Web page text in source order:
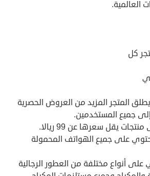
العالمية.
كل
المتجر المزيد من العروض الحصرية
جميع المستخدمين.
على جميع الهواتف المحمولة
أنواع مختلفة من العطور الرجالية